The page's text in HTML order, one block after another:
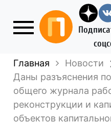
Главная Новости
Даны разъяснения
общего журнала
реконструкции и
объектов